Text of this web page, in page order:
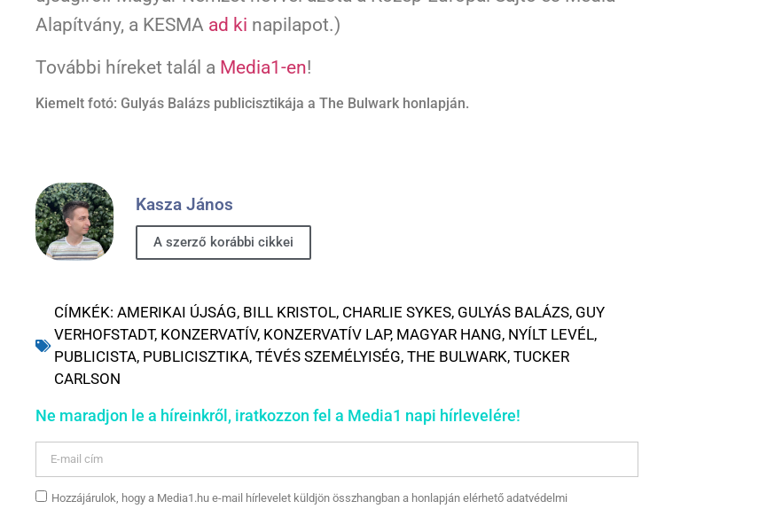
Alapítvány, a KESMA ad ki napilapot.)
További híreket talál a Media1-en!
Kiemelt fotó: Gulyás Balázs publicisztikája a The Bulwark honlapján.
Kasza János
A szerző korábbi cikkei
CÍMKÉK: AMERIKAI ÚJSÁG, BILL KRISTOL, CHARLIE SYKES, GULYÁS BALÁZS, GUY
VERHOFSTADT, KONZERVATÍV, KONZERVATÍV LAP, MAGYAR HANG, NYÍLT LEVÉL,
PUBLICISTA, PUBLICISZTIKA, TÉVÉS SZEMÉLYISÉG, THE BULWARK, TUCKER
CARLSON
Ne maradjon le a híreinkről, iratkozzon fel a Media1 napi hírlevelére!
Hozzájárulok, hogy a Media1.hu e-mail hírlevelet küldjön összhangban a honlapján elérhető adatvédelmi